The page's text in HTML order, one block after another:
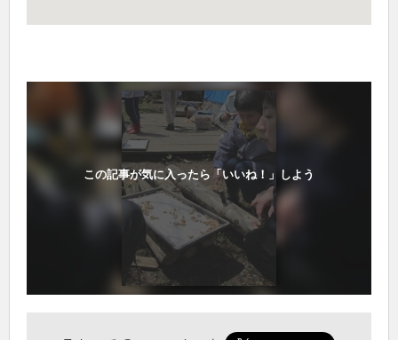
この記事が気に入ったら「いいね！」しよう